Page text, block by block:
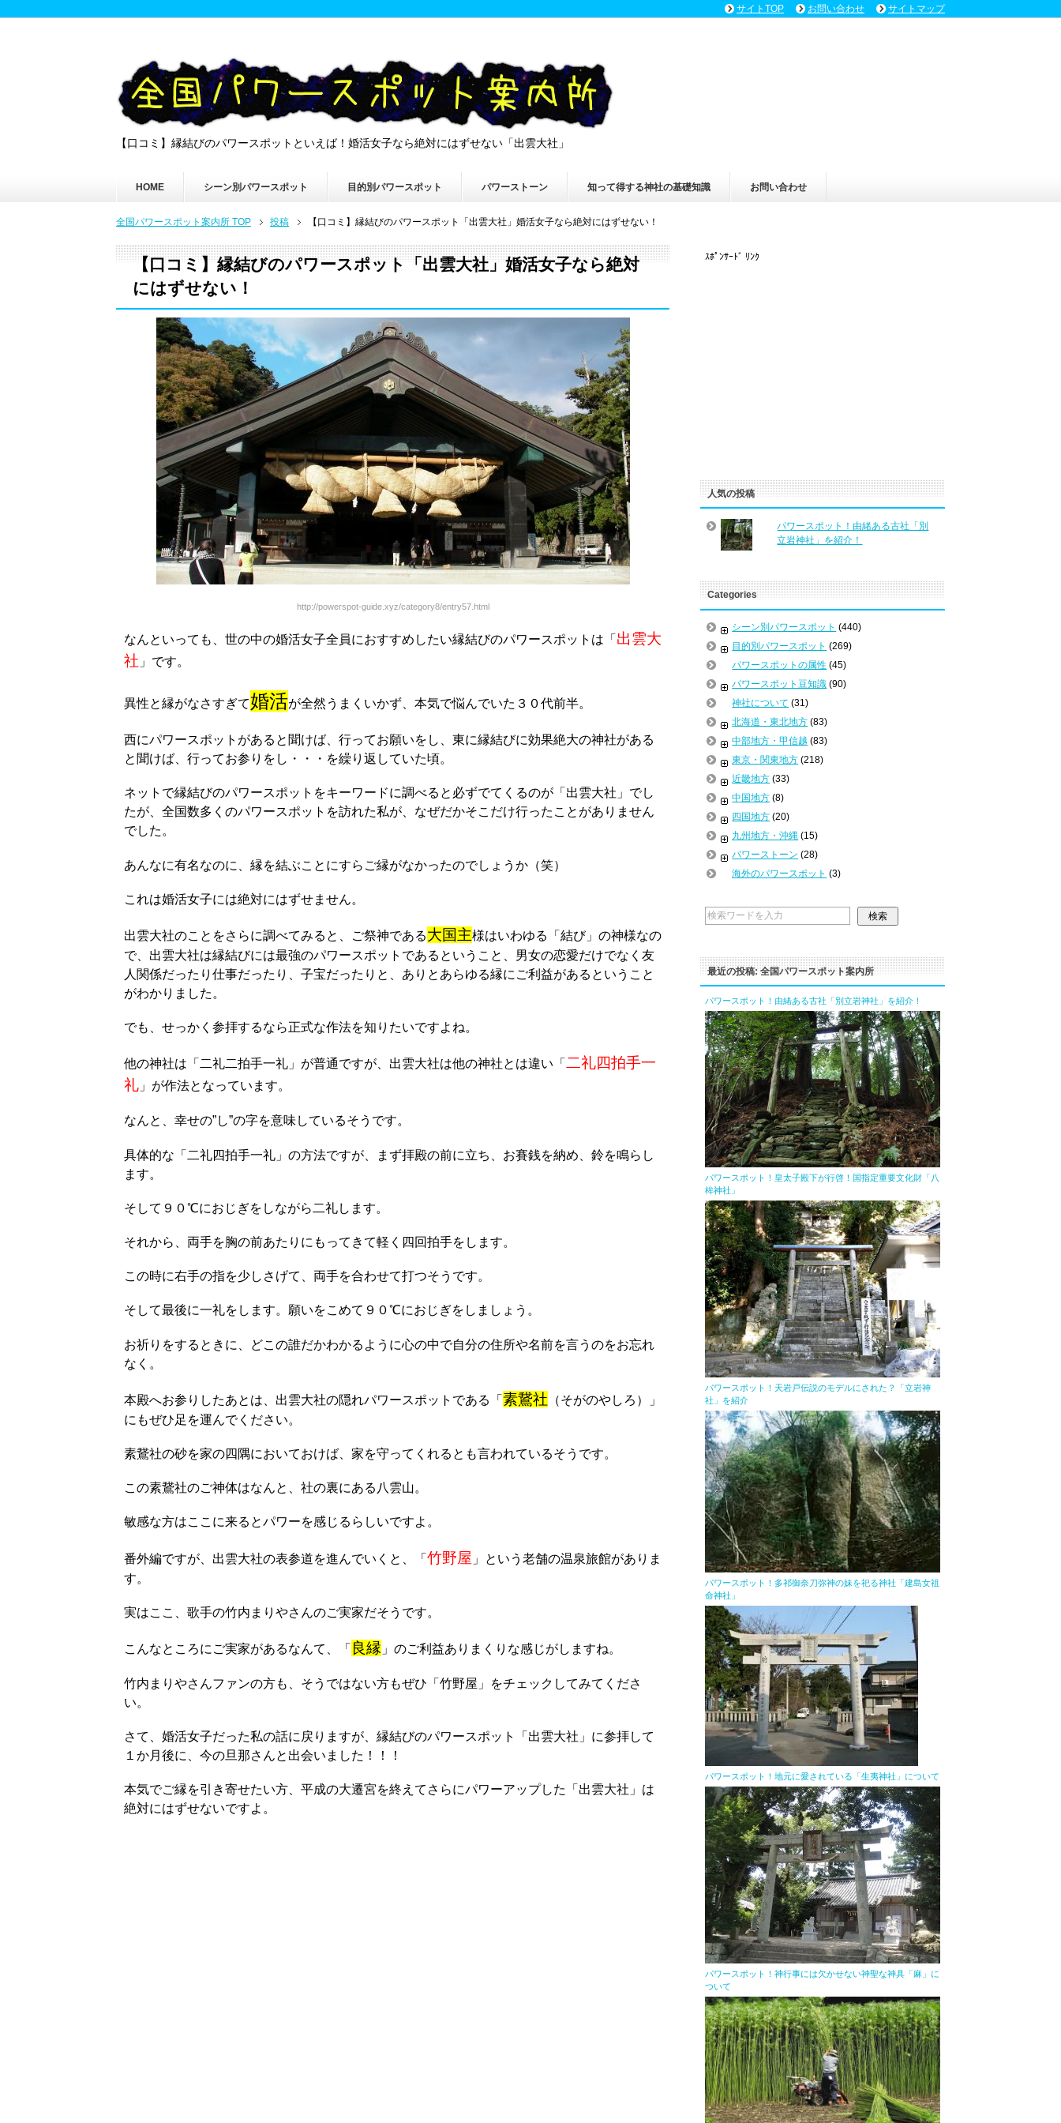
【口コミ】縁結びのパワースポットといえば！婚活女子なら絶対にはずせない「出雲大社」
HOME シーン別パワースポット 目的別パワースポット パワーストーン 知って得する神社の基礎知識 お問い合わせ
全国パワースポット案内所 TOP 投稿 【口コミ】縁結びのパワースポット「出雲大社」婚活女子なら絶対にはずせない！
【口コミ】縁結びのパワースポット「出雲大社」婚活女子なら絶対
にはずせない！
http://powerspot-guide.xyz/category8/entry57.html
なんといっても、世の中の婚活女子全員におすすめしたい縁結びのパワースポットは「 出雲大
社 」です。
異性と縁がなさすぎて婚活が全然うまくいかず、本気で悩んでいた３０代前半。
西にパワースポットがあると聞けば、行ってお願いをし、東に縁結びに効果絶大の神社がある
と聞けば、行ってお参りをし・・・を繰り返していた頃。
ネットで縁結びのパワースポットをキーワードに調べると必ずでてくるのが「出雲大社」でし
たが、全国数多くのパワースポットを訪れた私が、なぜだかそこだけ行ったことがありません
でした。
あんなに有名なのに、縁を結ぶことにすらご縁がなかったのでしょうか（笑）
これは婚活女子には絶対にはずせません。
出雲大社のことをさらに調べてみると、ご祭神である大国主様はいわゆる「結び」の神様なの
で、出雲大社は縁結びには最強のパワースポットであるということ、男女の恋愛だけでなく友
人関係だったり仕事だったり、子宝だったりと、ありとあらゆる縁にご利益があるということ
がわかりました。
でも、せっかく参拝するなら正式な作法を知りたいですよね。
他の神社は「二礼二拍手一礼」が普通ですが、出雲大社は他の神社とは違い「 二礼四拍手一
礼 」が作法となっています。
なんと、幸せの”し”の字を意味しているそうです。
具体的な「二礼四拍手一礼」の方法ですが、まず拝殿の前に立ち、お賽銭を納め、鈴を鳴らし
ます。
そして９０℃におじぎをしながら二礼します。
それから、両手を胸の前あたりにもってきて軽く四回拍手をします。
この時に右手の指を少しさげて、両手を合わせて打つそうです。
そして最後に一礼をします。願いをこめて９０℃におじぎをしましょう。
お祈りをするときに、どこの誰だかわかるように心の中で自分の住所や名前を言うのをお忘れ
なく。
本殿へお参りしたあとは、出雲大社の隠れパワースポットである「 素鵞社 （そがのやしろ）」
にもぜひ足を運んでください。
素鵞社の砂を家の四隅においておけば、家を守ってくれるとも言われているそうです。
この素鵞社のご神体はなんと、社の裏にある八雲山。
敏感な方はここに来るとパワーを感じるらしいですよ。
番外編ですが、出雲大社の表参道を進んでいくと、「 竹野屋 」という老舗の温泉旅館がありま
す。
実はここ、歌手の竹内まりやさんのご実家だそうです。
こんなところにご実家があるなんて、「 良縁 」のご利益ありまくりな感じがしますね。
竹内まりやさんファンの方も、そうではない方もぜひ「竹野屋」をチェックしてみてくださ
い。
さて、婚活女子だった私の話に戻りますが、縁結びのパワースポット「出雲大社」に参拝して
１か月後に、今の旦那さんと出会いました！！！
本気でご縁を引き寄せたい方、平成の大遷宮を終えてさらにパワーアップした「出雲大社」は
絶対にはずせないですよ。
ｽﾎﾟﾝｻｰﾄﾞ ﾘﾝｸ
人気の投稿
パワースポット！由緒ある古社「別
立岩神社」を紹介！
Categories
シーン別パワースポット (440)
目的別パワースポット (269)
パワースポットの属性 (45)
パワースポット豆知識 (90)
神社について (31)
北海道・東北地方 (83)
中部地方・甲信越 (83)
東京・関東地方 (218)
近畿地方 (33)
中国地方 (8)
四国地方 (20)
九州地方・沖縄 (15)
パワーストーン (28)
海外のパワースポット (3)
最近の投稿: 全国パワースポット案内所
パワースポット！由緒ある古社「別立岩神社」を紹介！
パワースポット！皇太子殿下が行啓！国指定重要文化財「八
桙神社」
パワースポット！天岩戸伝説のモデルにされた？「立岩神
社」を紹介
パワースポット！多祁御奈刀弥神の妹を祀る神社「建島女祖
命神社」
パワースポット！地元に愛されている「生夷神社」について
パワースポット！神行事には欠かせない神聖な神具「麻」に
ついて
サイトTOP お問い合わせ サイトマップ